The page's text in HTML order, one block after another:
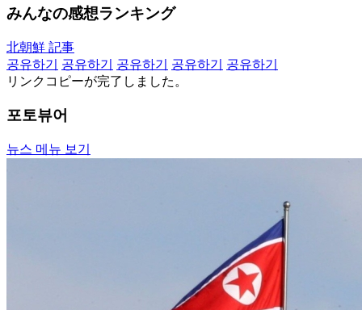
みんなの感想ランキング
北朝鮮 記事
공유하기
공유하기 공유하기 공유하기
공유하기
リンクコピーが完了しました。
포토뷰어
뉴스 메뉴 보기